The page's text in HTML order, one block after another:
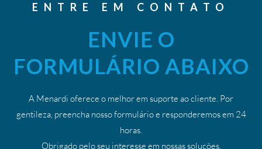
ENTRE EM CONTATO
ENVIE O
FORMULÁRIO ABAIXO
A Menardi oferece o melhor em suporte ao cliente. Por
gentileza, preencha nosso formulário e responderemos em 24
horas.
Obrigado pelo seu interesse em nossas soluções.